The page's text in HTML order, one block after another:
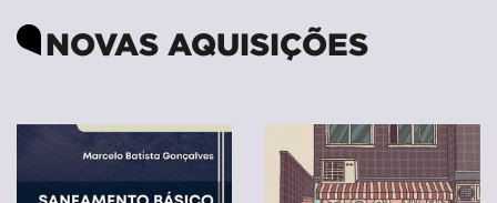
NOVAS AQUISIÇÕES